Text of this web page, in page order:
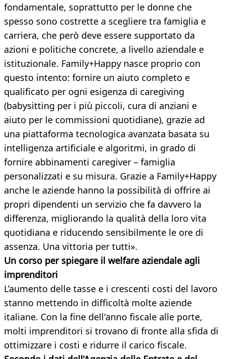
fondamentale, soprattutto per le donne che
spesso sono costrette a scegliere tra famiglia e
carriera, che però deve essere supportato da
azioni e politiche concrete, a livello aziendale e
istituzionale. Family+Happy nasce proprio con
questo intento: fornire un aiuto completo e
qualificato per ogni esigenza di caregiving
(babysitting per i più piccoli, cura di anziani e
aiuto per le commissioni quotidiane), grazie ad
una piattaforma tecnologica avanzata basata su
intelligenza artificiale e algoritmi, in grado di
fornire abbinamenti caregiver – famiglia
personalizzati e su misura. Grazie a Family+Happy
anche le aziende hanno la possibilità di offrire ai
propri dipendenti un servizio che fa davvero la
differenza, migliorando la qualità della loro vita
quotidiana e riducendo sensibilmente le ore di
assenza. Una vittoria per tutti».
Un corso per spiegare il welfare aziendale agli
imprenditori
L’aumento delle tasse e i crescenti costi del lavoro
stanno mettendo in difficoltà molte aziende
italiane. Con la fine dell'anno fiscale alle porte,
molti imprenditori si trovano di fronte alla sfida di
ottimizzare i costi e ridurre il carico fiscale.